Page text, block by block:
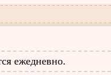
ежедневно.